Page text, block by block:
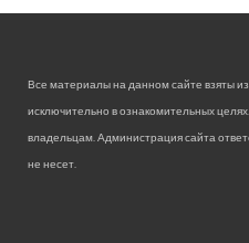
Все материалы на данном сайте взяты
исключительно в ознакомительных
владельцам. Администрация сайта
не несет.